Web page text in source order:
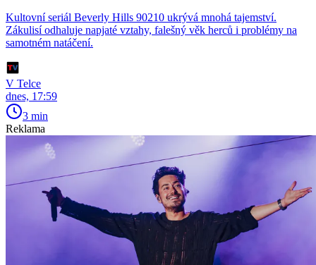
Kultovní seriál Beverly Hills 90210 ukrývá mnohá tajemství.
Zákulisí odhaluje napjaté vztahy, falešný věk herců i problémy na
samotném natáčení.
V Telce
dnes, 17:59
3 min
Reklama